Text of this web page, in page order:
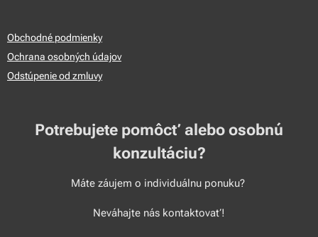
Obchodné podmienky
Ochrana osobných údajov
Odstúpenie od zmluvy
Potrebujete pomôcť alebo osobnú
konzultáciu?
Máte záujem o individuálnu ponuku?
Neváhajte nás kontaktovať!